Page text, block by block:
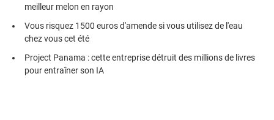
meilleur melon en rayon
Vous risquez 1500 euros d'amende si vous utilisez de l'eau
chez vous cet été
Project Panama : cette entreprise détruit des millions de livres
pour entraîner son IA